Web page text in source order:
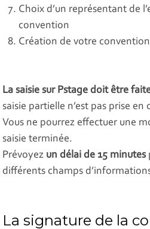
Choix d’un représentant de
convention
Création de votre
La saisie sur Pstage doit être
saisie partielle n’est pas prise
Vous ne pourrez effectuer une
saisie terminée.
Prévoyez un délai de 15 minutes
différents champs
La signature de la